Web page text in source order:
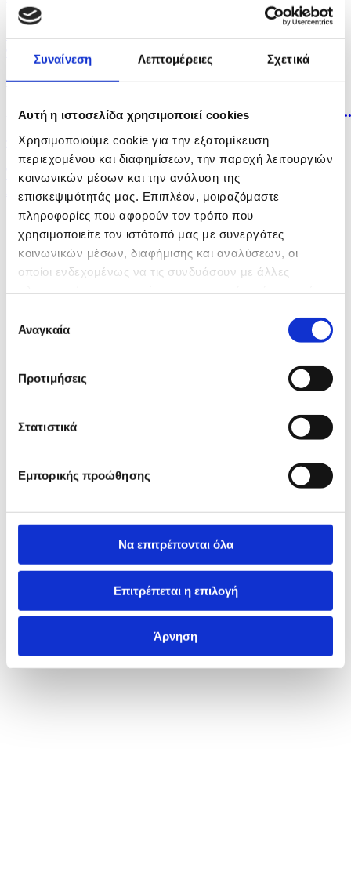
Συναίνεση Λεπτομέρειες Σχετικά
Αυτή η ιστοσελίδα χρησιμοποιεί cookies
Χρησιμοποιούμε cookie για την εξατομίκευση
περιεχομένου και διαφημίσεων, την παροχή λειτουργιών
κοινωνικών μέσων και την ανάλυση της
επισκεψιμότητάς μας. Επιπλέον, μοιραζόμαστε
πληροφορίες που αφορούν τον τρόπο που
χρησιμοποιείτε τον ιστότοπό μας με συνεργάτες
κοινωνικών μέσων, διαφήμισης και αναλύσεων, οι
οποίοι ενδεχομένως να τις συνδυάσουν με άλλες
των υπηρεσιών τους.
συγκατάθεσης
Αναγκαία
Προτιμήσεις
Στατιστικά
Εμπορικής προώθησης
Να επιτρέπονται όλα
Επιτρέπεται η επιλογή
Άρνηση
πριν 3 ώρες
πυρηνικό...
πριν 3 ώρες
Η Κύπρος δεν αποτελεί πρόβλημα αλλά λύση για
πριν 3 ώρες
Το ISIL/DAESH προσαρμόζεται και ενισχύεται στην
Αφρική...